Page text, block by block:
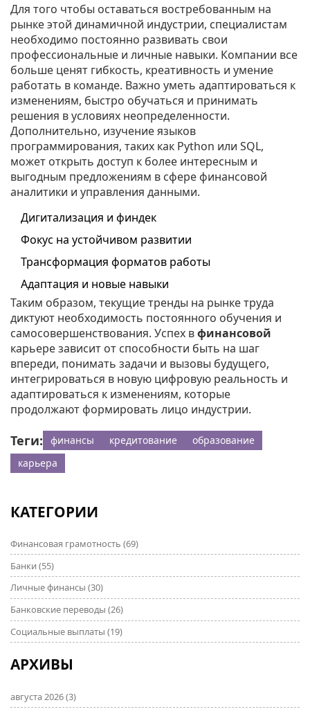
Для того чтобы оставаться востребованным на
рынке этой динамичной индустрии, специалистам
необходимо постоянно развивать свои
профессиональные и личные навыки. Компании все
больше ценят гибкость, креативность и умение
работать в команде. Важно уметь адаптироваться к
изменениям, быстро обучаться и принимать
решения в условиях неопределенности.
Дополнительно, изучение языков
программирования, таких как Python или SQL,
может открыть доступ к более интересным и
выгодным предложениям в сфере финансовой
аналитики и управления данными.
Дигитализация и финдек
Фокус на устойчивом развитии
Трансформация форматов работы
Адаптация и новые навыки
Таким образом, текущие тренды на рынке труда
диктуют необходимость постоянного обучения и
самосовершенствования. Успех вфинансовой
карьере зависит от способности быть на шаг
впереди, понимать задачи и вызовы будущего,
интегрироваться в новую цифровую реальность и
адаптироваться к изменениям, которые
продолжают формировать лицо индустрии.
Теги: финансы кредитование
образование
карьера
КАТЕГОРИИ
Финансовая грамотность (69)
Банки (55)
Личные финансы (30)
Банковские переводы (26)
Социальные выплаты (19)
АРХИВЫ
августа 2026(3)